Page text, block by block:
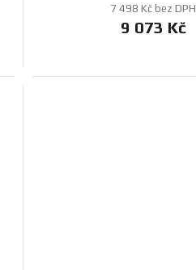
7 498 Kč bez DPH
9 073 Kč